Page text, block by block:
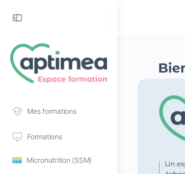
Panel
Mes formations
Formations
Micronutrition (SSM)